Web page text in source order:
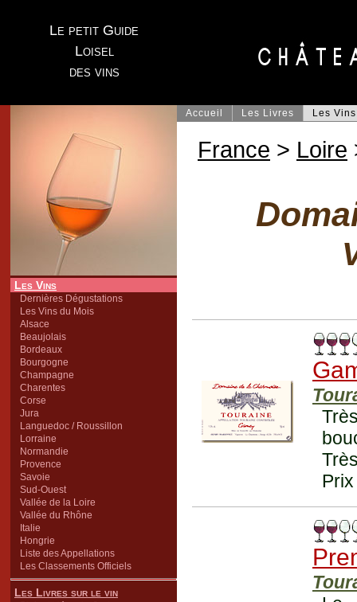
Le petit Guide
Loisel
des vins
Les Vins
Dernières Dégustations
Les Vins du Mois
Alsace
Beaujolais
Bordeaux
Bourgogne
Champagne
Charentes
Corse
Jura
Languedoc / Roussillon
Lorraine
Normandie
Provence
Savoie
Sud-Ouest
Vallée de la Loire
Vallée du Rhône
Italie
Hongrie
Liste des Appellations
Les Classements Officiels
Les Livres sur le vin
Accueil Les Livres Les Vins
France > Loire